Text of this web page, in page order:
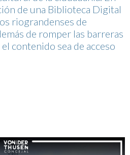
de una Biblioteca Digital
riograndenses de
de romper las barreras
contenido sea de acceso